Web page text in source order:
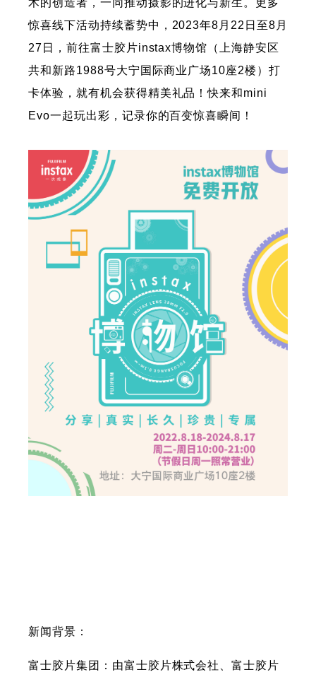
惊喜线下活动持续蓄势中，2023年8月22日至8月
27日，前往富士胶片instax博物馆（上海静安区
共和新路1988号大宁国际商业广场10座2楼）打
卡体验，就有机会获得精美礼品！快来和mini
Evo一起玩出彩，记录你的百变惊喜瞬间！
新闻背景：
富士胶片集团：由富士胶片株式会社、富士胶片